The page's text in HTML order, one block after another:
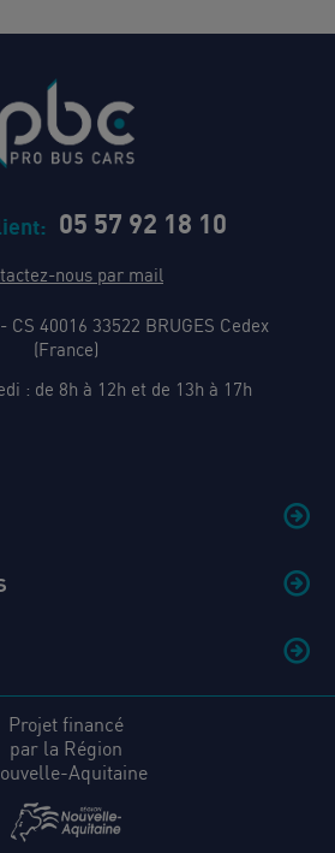
05 57 92 18 10
nous par mail
CS 40016 33522 BRUGES Cedex
(France)
: de 8h à 12h et de 13h à 17h
Projet financé
par la Région
Aquitaine